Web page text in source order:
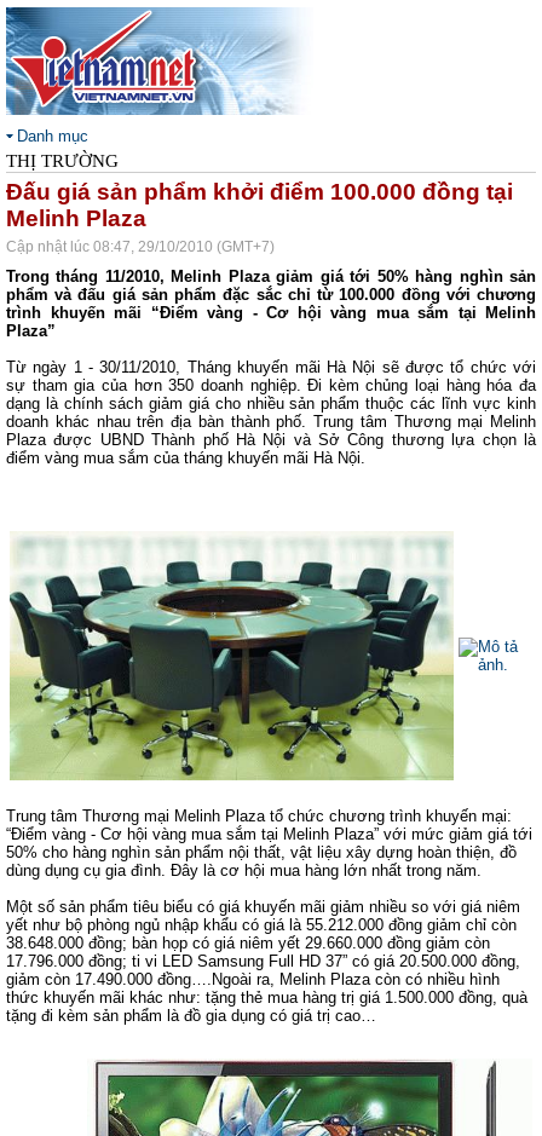
Danh mục
THỊ TRƯỜNG
Đấu giá sản phẩm khởi điểm 100.000 đồng tại
Melinh Plaza
Cập nhật lúc 08:47, 29/10/2010 (GMT+7)
Trong tháng 11/2010, Melinh Plaza giảm giá tới 50% hàng nghìn sản
phẩm và đấu giá sản phẩm đặc sắc chỉ từ 100.000 đồng với chương
trình khuyến mãi “Điểm vàng - Cơ hội vàng mua sắm tại Melinh
Plaza”
Từ ngày 1 - 30/11/2010, Tháng khuyến mãi Hà Nội sẽ được tổ chức với
sự tham gia của hơn 350 doanh nghiệp. Đi kèm chủng loại hàng hóa đa
dạng là chính sách giảm giá cho nhiều sản phẩm thuộc các lĩnh vực kinh
doanh khác nhau trên địa bàn thành phố. Trung tâm Thương mại Melinh
Plaza được UBND Thành phố Hà Nội và Sở Công thương lựa chọn là
điểm vàng mua sắm của tháng khuyến mãi Hà Nội.
Trung tâm Thương mại Melinh Plaza tổ chức chương trình khuyến mại:
“Điểm vàng - Cơ hội vàng mua sắm tại Melinh Plaza” với mức giảm giá tới
50% cho hàng nghìn sản phẩm nội thất, vật liệu xây dựng hoàn thiện, đồ
dùng dụng cụ gia đình. Đây là cơ hội mua hàng lớn nhất trong năm.
Một số sản phẩm tiêu biểu có giá khuyến mãi giảm nhiều so với giá niêm
yết như bộ phòng ngủ nhập khẩu có giá là 55.212.000 đồng giảm chỉ còn
38.648.000 đồng; bàn họp có giá niêm yết 29.660.000 đồng giảm còn
17.796.000 đồng; ti vi LED Samsung Full HD 37” có giá 20.500.000 đồng,
giảm còn 17.490.000 đồng….Ngoài ra, Melinh Plaza còn có nhiều hình
thức khuyến mãi khác như: tặng thẻ mua hàng trị giá 1.500.000 đồng, quà
tặng đi kèm sản phẩm là đồ gia dụng có giá trị cao…